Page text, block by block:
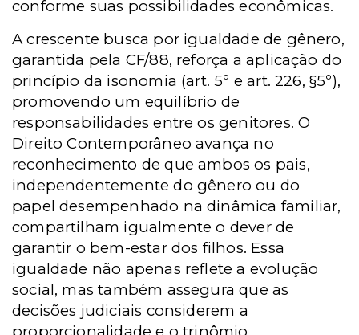
conforme suas possibilidades econômicas.
A crescente busca por igualdade de gênero,
garantida pela CF/88, reforça a aplicação do
princípio da isonomia (art. 5º e art. 226, §5º),
promovendo um equilíbrio de
responsabilidades entre os genitores. O
Direito Contemporâneo avança no
reconhecimento de que ambos os pais,
independentemente do gênero ou do
papel desempenhado na dinâmica familiar,
compartilham igualmente o dever de
garantir o bem-estar dos filhos. Essa
igualdade não apenas reflete a evolução
social, mas também assegura que as
decisões judiciais considerem a